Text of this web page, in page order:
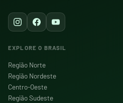
EXPLORE O BRASIL
Região Norte
Região Nordeste
Centro-Oeste
Região Sudeste